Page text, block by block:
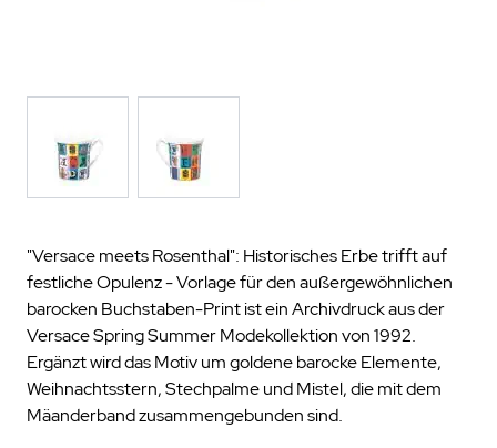
"Versace meets Rosenthal": Historisches Erbe trifft auf
festliche Opulenz - Vorlage für den außergewöhnlichen
barocken Buchstaben-Print ist ein Archivdruck aus der
Versace Spring Summer Modekollektion von 1992.
Ergänzt wird das Motiv um goldene barocke Elemente,
Weihnachtsstern, Stechpalme und Mistel, die mit dem
Mäanderband zusammengebunden sind.